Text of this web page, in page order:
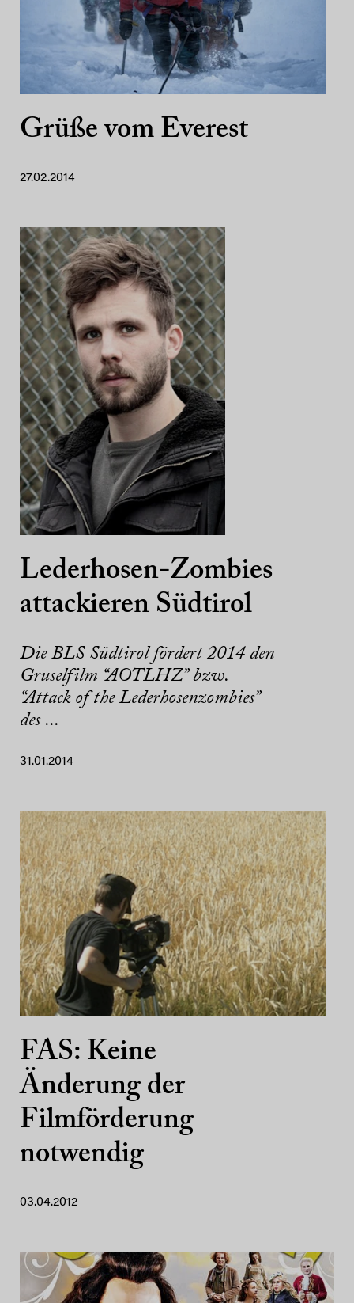
Grüße vom Everest
27.02.2014
Lederhosen-Zombies
attackieren Südtirol
Die BLS Südtirol fördert 2014 den
Gruselfilm “AOTLHZ” bzw.
“Attack of the Lederhosenzombies”
des ...
31.01.2014
FAS: Keine
Änderung der
Filmförderung
notwendig
03.04.2012